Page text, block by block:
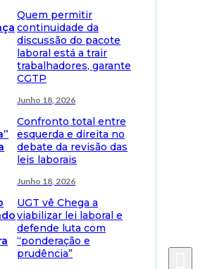
Quem permitir
continuidade da
discussão do pacote
laboral está a trair
trabalhadores, garante
CGTP
Junho 18, 2026
Confronto total entre
esquerda e direita no
debate da revisão das
leis laborais
Junho 18, 2026
UGT vê Chega a
viabilizar lei laboral e
defende luta com
“ponderação e
prudência”